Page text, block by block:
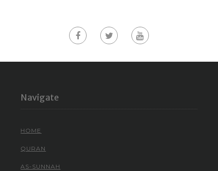
Navigate
HOME
QURAN
AS-SUNNAH